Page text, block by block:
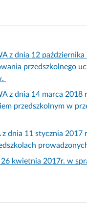
z dnia 12
przedszkolnego
z dnia 14 marca
przedszkolnym w
dnia 11 stycznia
kwietnia 2017r. w